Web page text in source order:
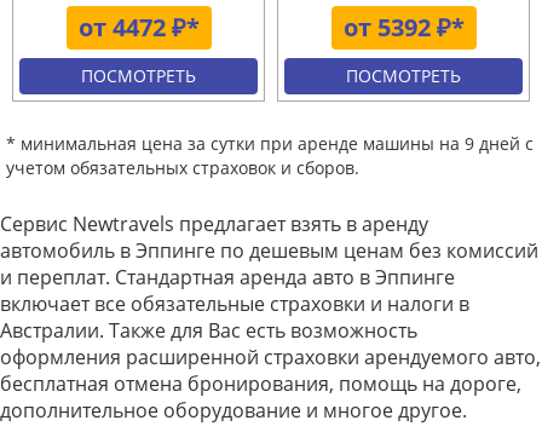
от 4472 ₽*
ПОСМОТРЕТЬ
от 5392 ₽*
ПОСМОТРЕТЬ
* минимальная цена за сутки при аренде машины на 9 дней с
учетом обязательных страховок и сборов.
Сервис Newtravels предлагает взять в аренду
автомобиль в Эппинге по дешевым ценам без комиссий
и переплат. Стандартная аренда авто в Эппинге
включает все обязательные страховки и налоги в
Австралии. Также для Вас есть возможность
оформления расширенной страховки арендуемого авто,
бесплатная отмена бронирования, помощь на дороге,
дополнительное оборудование и многое другое.